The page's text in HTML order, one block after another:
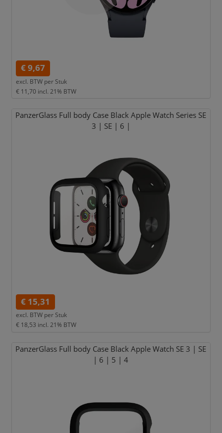
€ 9,67
excl. BTW per Stuk
€ 11,70 incl. 21% BTW
PanzerGlass Full body Case Black Apple Watch Series SE
3 | SE | 6 |
€ 15,31
excl. BTW per Stuk
€ 18,53 incl. 21% BTW
PanzerGlass Full body Case Black Apple Watch SE 3 | SE
| 6 | 5 | 4